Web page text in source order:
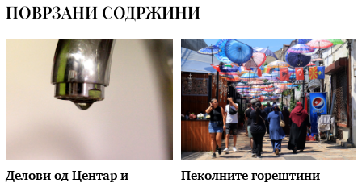
ПОВРЗАНИ СОДРЖИНИ
Делови од Центар и
Пеколните горештини